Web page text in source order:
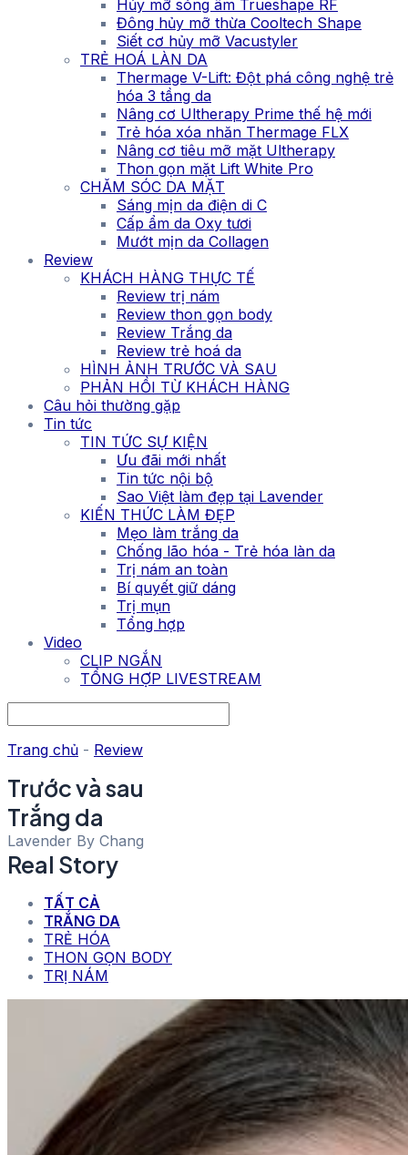
Hủy mỡ sóng âm Trueshape RF
Đông hủy mỡ thừa Cooltech Shape
Siết cơ hủy mỡ Vacustyler
TRẺ HOÁ LÀN DA
Thermage V-Lift: Đột phá công nghệ trẻ
hóa 3 tầng da
Nâng cơ Ultherapy Prime thế hệ mới
Trẻ hóa xóa nhăn Thermage FLX
Nâng cơ tiêu mỡ mặt Ultherapy
Thon gọn mặt Lift White Pro
CHĂM SÓC DA MẶT
Sáng mịn da điện di C
Cấp ẩm da Oxy tươi
Mướt mịn da Collagen
Review
KHÁCH HÀNG THỰC TẾ
Review trị nám
Review thon gọn body
Review Trắng da
Review trẻ hoá da
HÌNH ẢNH TRƯỚC VÀ SAU
PHẢN HỒI TỪ KHÁCH HÀNG
Câu hỏi thường gặp
Tin tức
TIN TỨC SỰ KIỆN
Ưu đãi mới nhất
Tin tức nội bộ
Sao Việt làm đẹp tại Lavender
KIẾN THỨC LÀM ĐẸP
Mẹo làm trắng da
Chống lão hóa - Trẻ hóa làn da
Trị nám an toàn
Bí quyết giữ dáng
Trị mụn
Tổng hợp
Video
CLIP NGẮN
TỔNG HỢP LIVESTREAM
Trang chủ - Review
Trước và sau
Trắng da
Lavender By Chang
Real Story
TẤT CẢ
TRẮNG DA
TRẺ HÓA
THON GỌN BODY
TRỊ NÁM